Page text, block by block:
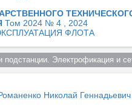
Том 2024 № 4 , 2024
ФЛОТА
Электрофикация и
Николай Геннадьевич